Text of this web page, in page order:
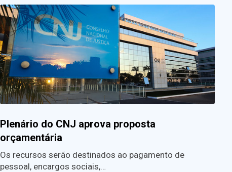
Plenário do CNJ aprova proposta
orçamentária
Os recursos serão destinados ao pagamento de
pessoal, encargos sociais,…